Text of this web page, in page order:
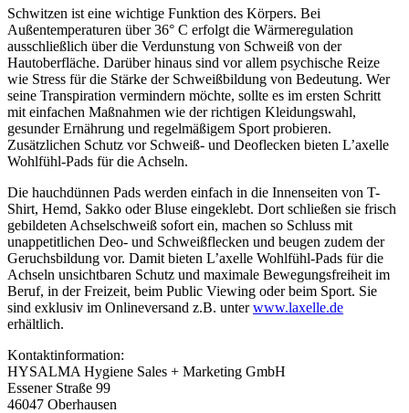
Schwitzen ist eine wichtige Funktion des Körpers. Bei
Außentemperaturen über 36° C erfolgt die Wärmeregulation
ausschließlich über die Verdunstung von Schweiß von der
Hautoberfläche. Darüber hinaus sind vor allem psychische Reize
wie Stress für die Stärke der Schweißbildung von Bedeutung. Wer
seine Transpiration vermindern möchte, sollte es im ersten Schritt
mit einfachen Maßnahmen wie der richtigen Kleidungswahl,
gesunder Ernährung und regelmäßigem Sport probieren.
Zusätzlichen Schutz vor Schweiß- und Deoflecken bieten L’axelle
Wohlfühl-Pads für die Achseln.
Die hauchdünnen Pads werden einfach in die Innenseiten von T-
Shirt, Hemd, Sakko oder Bluse eingeklebt. Dort schließen sie frisch
gebildeten Achselschweiß sofort ein, machen so Schluss mit
unappetitlichen Deo- und Schweißflecken und beugen zudem der
Geruchsbildung vor. Damit bieten L’axelle Wohlfühl-Pads für die
Achseln unsichtbaren Schutz und maximale Bewegungsfreiheit im
Beruf, in der Freizeit, beim Public Viewing oder beim Sport. Sie
sind exklusiv im Onlineversand z.B. unterwww.laxelle.de
erhältlich.
Kontaktinformation:
HYSALMA Hygiene Sales + Marketing GmbH
Essener Straße 99
46047 Oberhausen